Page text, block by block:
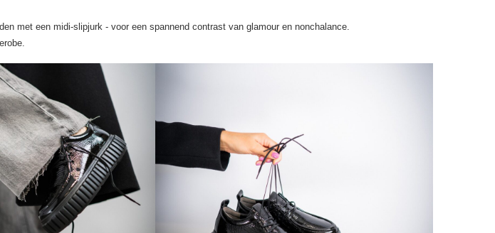
met een midi-slipjurk - voor een spannend contrast van glamour en nonchalance.